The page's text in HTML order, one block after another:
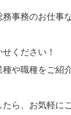
事務のお仕事
ください！
や職種をご紹
ら、お気軽に